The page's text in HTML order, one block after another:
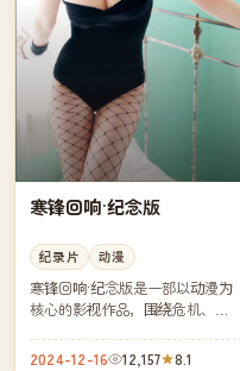
寒锋回响·纪念版
纪录片 动漫
寒锋回响·纪念版是一部以动漫为
核心的影视作品，围绕危机、反
凑，值得推荐观看。
2024-12-16 12,157 8.1